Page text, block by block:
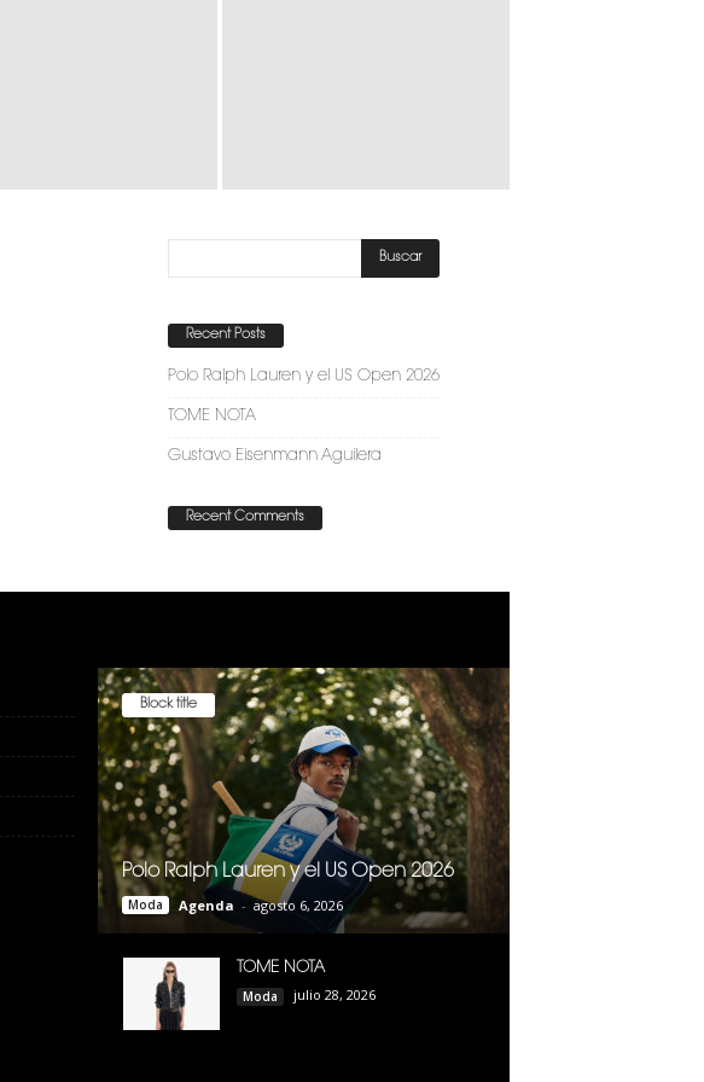
Recent Posts
Polo Ralph Lauren y el US Open 2026
TOME NOTA
Gustavo Eisenmann Aguilera
Recent Comments
Block title
Polo Ralph Lauren y el US Open 2026
Moda Agenda - agosto 6, 2026
TOME NOTA
Moda julio 28, 2026